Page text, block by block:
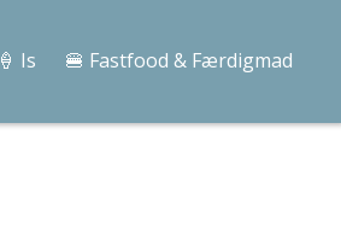
🍦 Is
🍔 Fastfood & Færdigmad